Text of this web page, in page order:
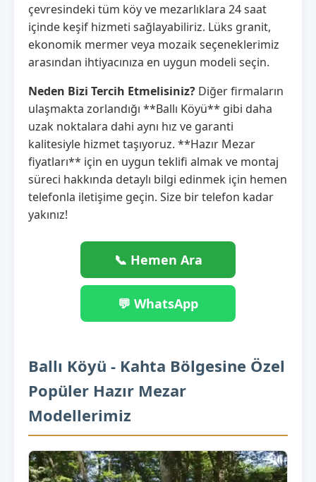
çevresindeki tüm köy ve mezarlıklara 24 saat
içinde keşif hizmeti sağlayabiliriz. Lüks granit,
ekonomik mermer veya mozaik seçeneklerimiz
arasından ihtiyacınıza en uygun modeli seçin.
Neden Bizi Tercih Etmelisiniz? Diğer firmaların
ulaşmakta zorlandığı **Ballı Köyü** gibi daha
uzak noktalara dahi aynı hız ve garanti
kalitesiyle hizmet taşıyoruz. **Hazır Mezar
fiyatları** için en uygun teklifi almak ve montaj
süreci hakkında detaylı bilgi edinmek için hemen
telefonla iletişime geçin. Size bir telefon kadar
yakınız!
📞 Hemen Ara
💬 WhatsApp
Ballı Köyü - Kahta Bölgesine Özel
Popüler Hazır Mezar
Modellerimiz